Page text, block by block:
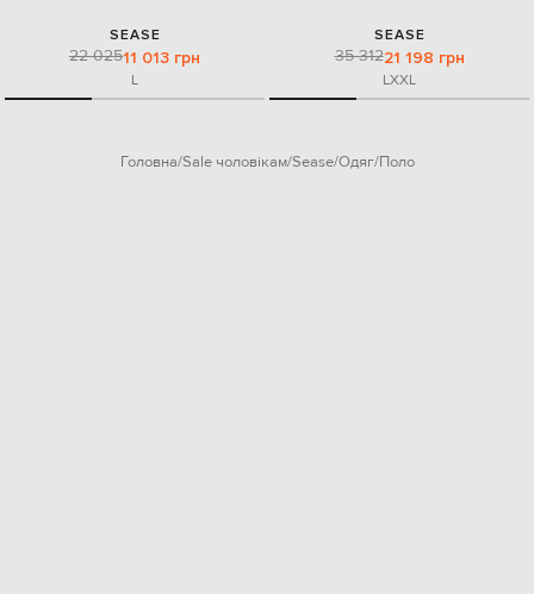
SEASE
22 02511 013 грн
L
SEASE
35 31221 198 грн
LXXL
Головна Sale чоловікам Sease Одяг Поло